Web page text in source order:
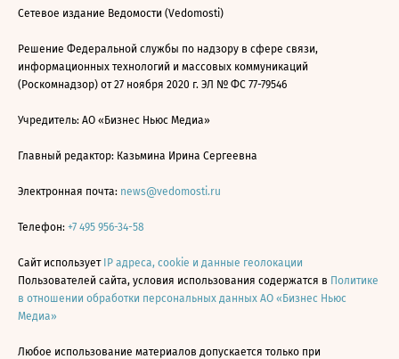
Сетевое издание Ведомости (Vedomosti)
Решение Федеральной службы по надзору в сфере связи,
информационных технологий и массовых коммуникаций
(Роскомнадзор) от 27 ноября 2020 г. ЭЛ № ФС 77-79546
Учредитель: АО «Бизнес Ньюс Медиа»
Главный редактор: Казьмина Ирина Сергеевна
Электронная почта: news@vedomosti.ru
Телефон: +7 495 956-34-58
Сайт использует IP адреса, cookie и данные геолокации
Пользователей сайта, условия использования содержатся в Политике
в отношении обработки персональных данных АО «Бизнес Ньюс
Медиа»
Любое использование материалов допускается только при